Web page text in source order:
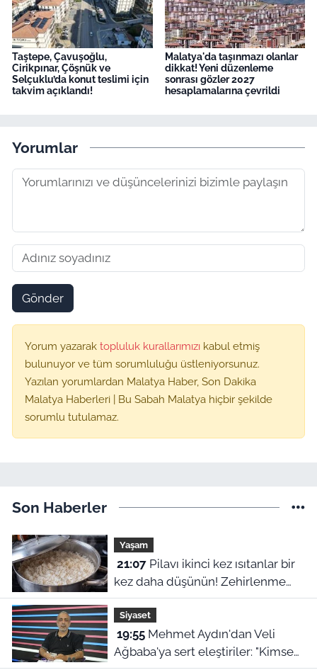
Taştepe, Çavuşoğlu,
Cirikpınar, Çöşnük ve
Selçuklu’da konut teslimi için
takvim açıklandı!
Malatya'da taşınmazı olanlar
dikkat! Yeni düzenleme
sonrası gözler 2027
hesaplamalarına çevrildi
Yorumlar
Gönder
Yorum yazarak topluluk kurallarımızı kabul etmiş
bulunuyor ve tüm sorumluluğu üstleniyorsunuz.
Yazılan yorumlardan Malatya Haber, Son Dakika
Malatya Haberleri | Bu Sabah Malatya hiçbir şekilde
sorumlu tutulamaz.
Son Haberler
Yaşam
21:07Pilavı ikinci kez ısıtanlar bir
kez daha düşünün! Zehirlenme
riski var
Siyaset
19:55Mehmet Aydın'dan Veli
Ağbaba'ya sert eleştiriler: "Kimse